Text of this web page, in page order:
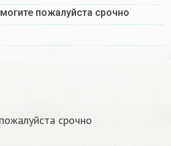
пожалуйста срочно
срочно